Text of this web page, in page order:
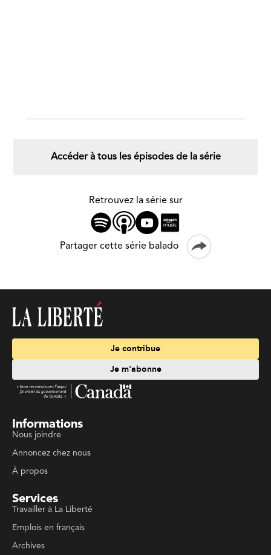
Accéder à tous les épisodes de la série
Retrouvez la série sur
Partager cette série balado
Je contribue
Je m'abonne
Informations
Nous joindre
Annoncez chez nous
À propos
Services
Travailler à La Liberté
Emplois en français
Archives